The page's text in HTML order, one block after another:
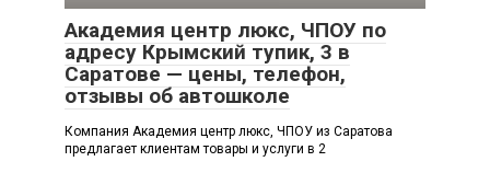
Академия центр люкс, ЧПОУ по
адресу Крымский тупик, 3 в
Саратове — цены, телефон,
отзывы об автошколе
Компания Академия центр люкс, ЧПОУ из Саратова
предлагает клиентам товары и услуги в 2